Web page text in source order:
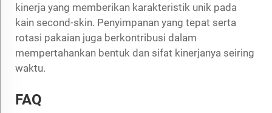
kinerja yang memberikan karakteristik unik pada
kain second-skin. Penyimpanan yang tepat serta
rotasi pakaian juga berkontribusi dalam
mempertahankan bentuk dan sifat kinerjanya seiring
waktu.
FAQ